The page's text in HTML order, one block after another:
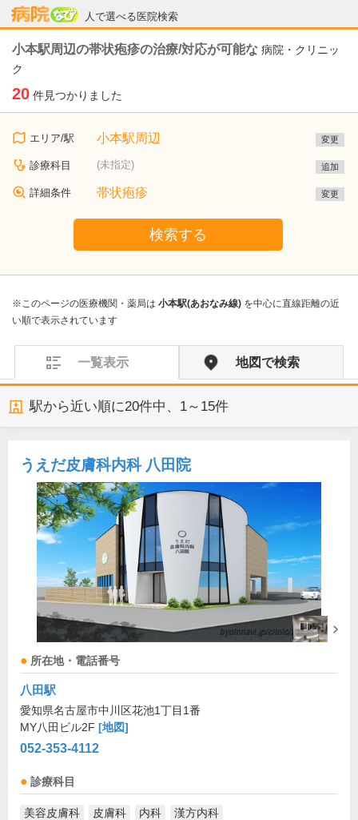
人で選べる医院検索
病院なび
小本駅周辺の帯状疱疹の治療/対応が可能な 病院・クリニッ
ク
20 件見つかりました
エリア/駅 小本駅周辺 変更
診療科目 (未指定) 追加
詳細条件 帯状疱疹 変更
検索する
※このページの医療機関・薬局は 小本駅(あおなみ線) を中心に直線距離の近
い順で表示されています
一覧表示 地図で検索
駅から近い順に20件中、 1～15件
うえだ皮膚科内科 八田院
所在地・電話番号
八田駅
愛知県名古屋市中川区花池1丁目1番
MY八田ビル2F [地図]
052-353-4112
診療科目
美容皮膚科 皮膚科 内科 漢方内科